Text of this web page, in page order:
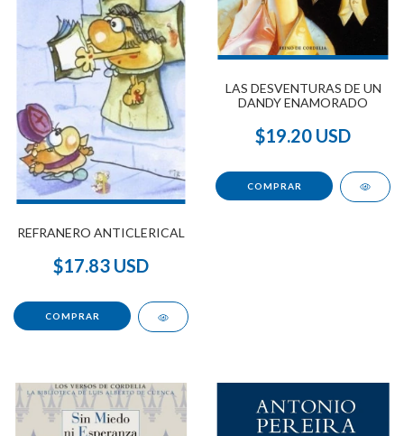
REFRANERO ANTICLERICAL
$17.83 USD
LAS DESVENTURAS DE UN
DANDY ENAMORADO
$19.20 USD